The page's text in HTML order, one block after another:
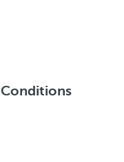
Conditions